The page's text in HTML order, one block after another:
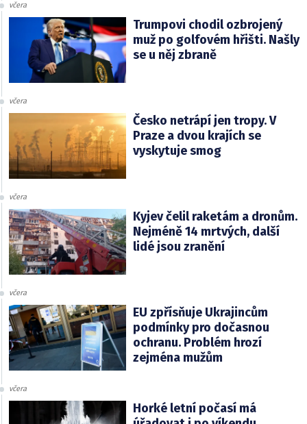
včera
Trumpovi chodil ozbrojený
muž po golfovém hřišti. Našly
se u něj zbraně
včera
Česko netrápí jen tropy. V
Praze a dvou krajích se
vyskytuje smog
včera
Kyjev čelil raketám a dronům.
Nejméně 14 mrtvých, další
lidé jsou zranění
včera
EU zpřísňuje Ukrajincům
podmínky pro dočasnou
ochranu. Problém hrozí
zejména mužům
včera
Horké letní počasí má